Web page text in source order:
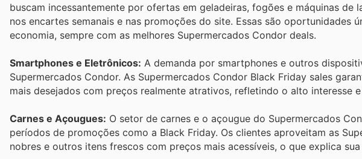
buscam incessantemente por ofertas em geladeiras, fogões e máquinas
nos encartes semanais e nas promoções do site. Essas são oportunidades
economia, sempre com as melhores Supermercados Condor deals.
Smartphones e Eletrônicos: A demanda por smartphones e outros
Supermercados Condor. As Supermercados Condor Black Friday sales
mais desejados com preços realmente atrativos, refletindo o alto interesse
Carnes e Açougues: O setor de carnes e o açougue do Supermercados
períodos de promoções como a Black Friday. Os clientes aproveitam as
nobres e outros itens frescos com preços mais acessíveis, o que explica